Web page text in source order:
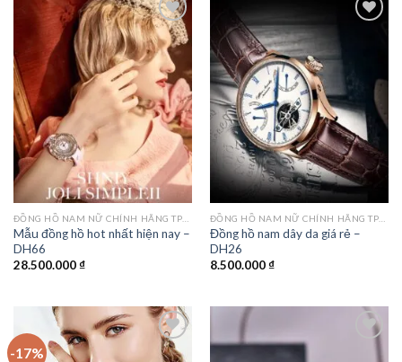
Add to
wishlist
Mẫu đồng hồ hot nhất hiện nay –
DH66
28.500.000₫
wishlist
Đồng hồ nam dây da giá rẻ –
DH26
8.500.000₫
-17%